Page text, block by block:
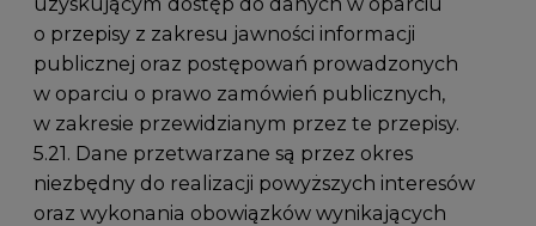
o przepisy z zakresu jawności informacji
publicznej oraz postępowań prowadzonych
w oparciu o prawo zamówień publicznych,
w zakresie przewidzianym przez te przepisy.
5.21. Dane przetwarzane są przez okres
niezbędny do realizacji powyższych interesów
oraz wykonania obowiązków wynikających